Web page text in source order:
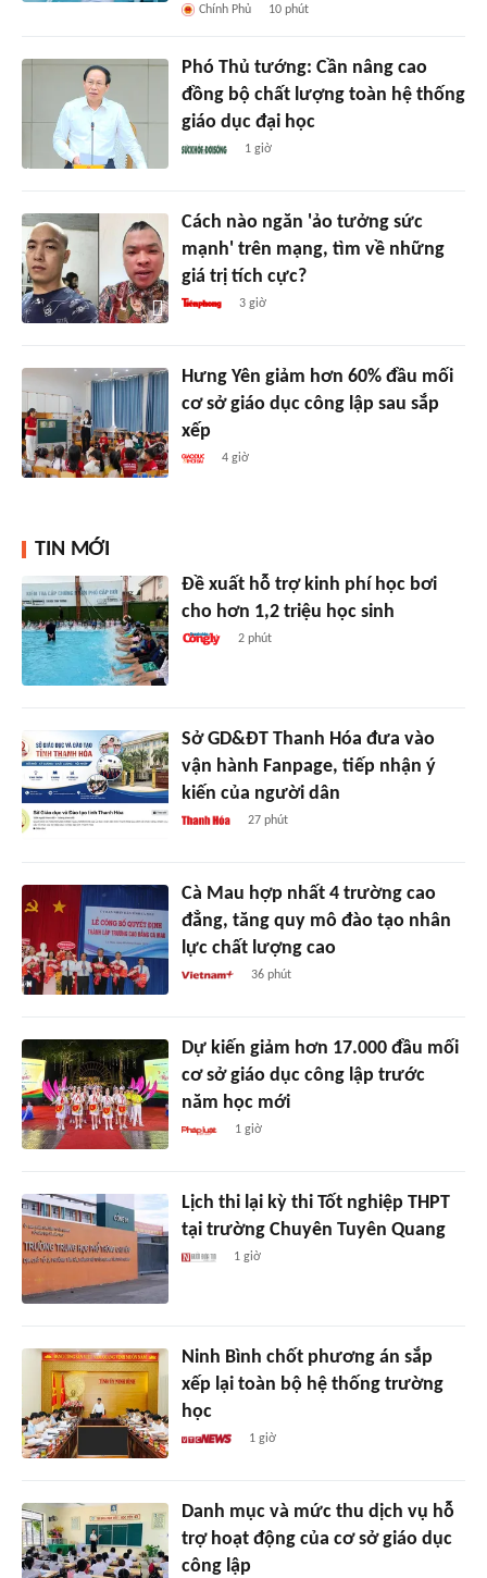
Chính Phủ 10 phút
Phó Thủ tướng: Cần nâng cao
đồng bộ chất lượng toàn hệ thống
giáo dục đại học
1 giờ
Cách nào ngăn 'ảo tưởng sức
mạnh' trên mạng, tìm về những
giá trị tích cực?
3 giờ
Hưng Yên giảm hơn 60% đầu mối
cơ sở giáo dục công lập sau sắp
xếp
4 giờ
TIN MỚI
Đề xuất hỗ trợ kinh phí học bơi
cho hơn 1,2 triệu học sinh
2 phút
Sở GD&ĐT Thanh Hóa đưa vào
vận hành Fanpage, tiếp nhận ý
kiến của người dân
27 phút
Cà Mau hợp nhất 4 trường cao
đẳng, tăng quy mô đào tạo nhân
lực chất lượng cao
36 phút
Dự kiến giảm hơn 17.000 đầu mối
cơ sở giáo dục công lập trước
năm học mới
1 giờ
Lịch thi lại kỳ thi Tốt nghiệp THPT
tại trường Chuyên Tuyên Quang
1 giờ
Ninh Bình chốt phương án sắp
xếp lại toàn bộ hệ thống trường
học
1 giờ
Danh mục và mức thu dịch vụ hỗ
trợ hoạt động của cơ sở giáo dục
công lập